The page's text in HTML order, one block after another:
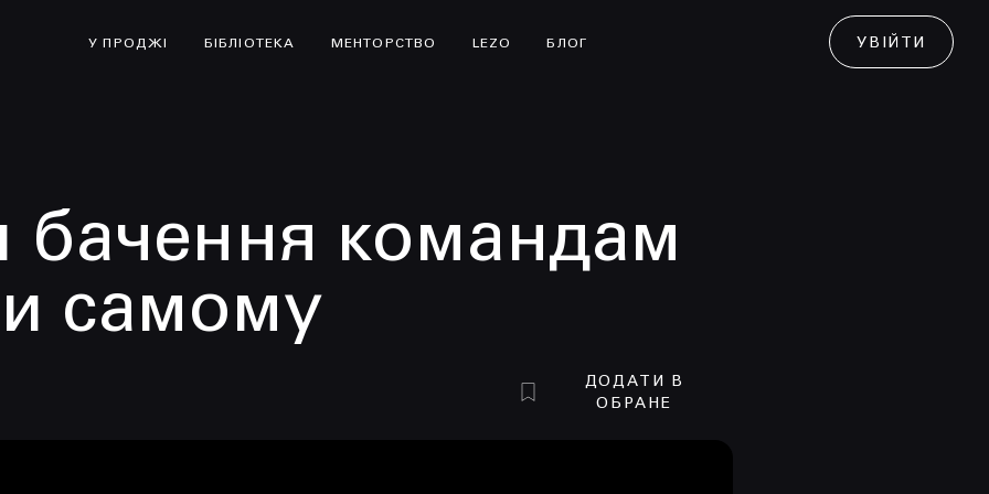
У ПРОДЖІ БІБЛІОТЕКА МЕНТОРСТВО LEZO БЛОГ УВІЙТИ
бачення командам
самому
ДОДАТИ В
ОБРАНЕ